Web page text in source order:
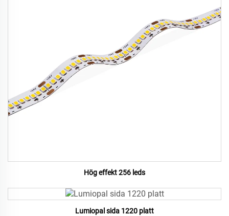
Hög effekt 256 leds
Lumiopal sida 1220 platt